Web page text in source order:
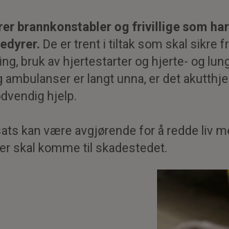
brannkonstabler og frivillige som
De er trent i tiltak som skal sikre
bruk av hjertestarter og hjerte- og
er langt unna, er det
hjelp.
kan være avgjørende for å redde liv
skal komme til skadestedet.